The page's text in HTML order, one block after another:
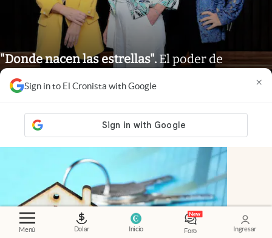
Menú Dolar Inicio Foro Ingresar
Sign in to El Cronista with Google ×
"Donde nacen las estrellas". El poder de
conectar: cómo es Nébula, la comunidad que
apuesta por el nuevo liderazgo femenino